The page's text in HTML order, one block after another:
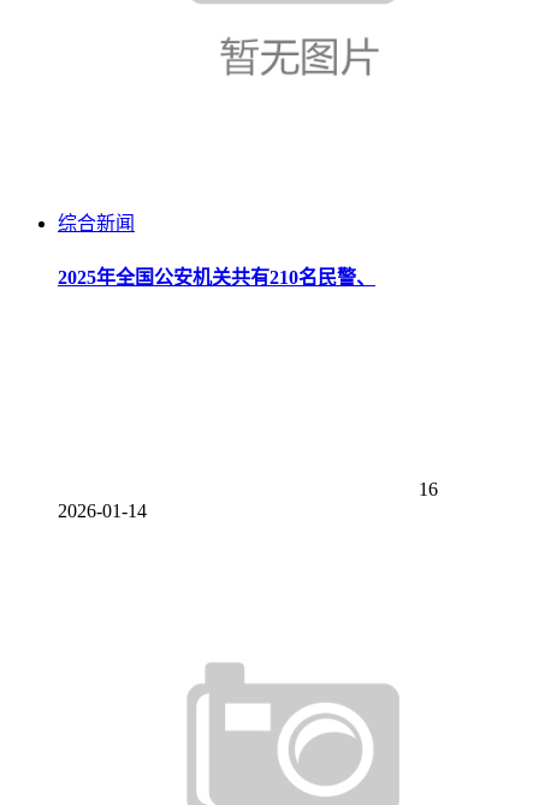
综合新闻
2025年全国公安机关共有210名民警、
16
2026-01-14